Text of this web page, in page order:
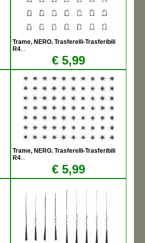
Trame, NERO. Trasferelli-Trasferibili
R4...
€ 5,99
Trame, NERO. Trasferelli-Trasferibili
R4...
€ 5,99